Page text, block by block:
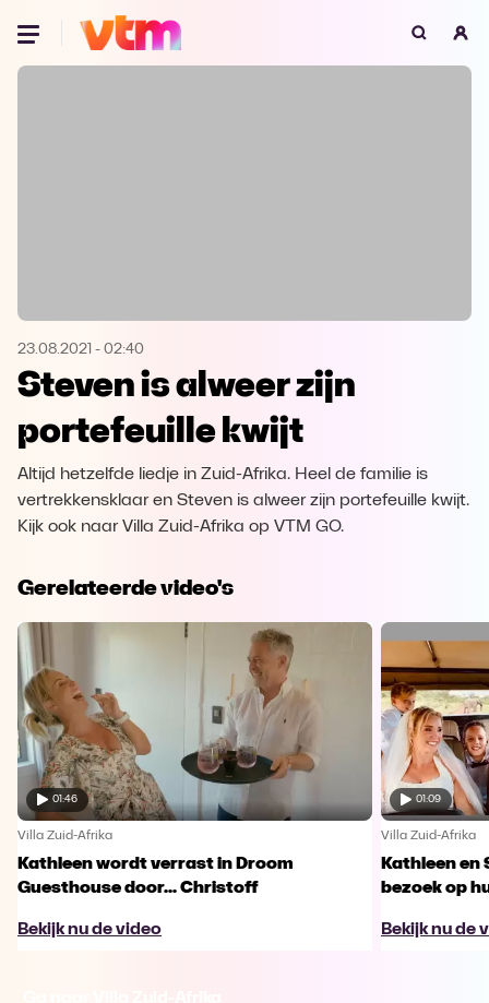
Oeps, browser niet ondersteund
Microsoft Edge Download
Opera
23.08.2021 - 02:40
Steven is alweer zijn
portefeuille kwijt
Altijd hetzelfde liedje in Zuid-Afrika. Heel de familie is
vertrekkensklaar en Steven is alweer zijn portefeuille kwijt.
Kijk ook naar Villa Zuid-Afrika op VTM GO.
Gerelateerde video's
01:46
Villa Zuid-Afrika
Kathleen wordt verrast in Droom
Guesthouse door... Christoff
Bekijk nu de video
01:09
Villa Zuid-Afrika
Kathleen en
bezoek op
Bekijk nu de